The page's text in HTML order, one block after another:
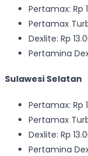
Pertamax: Rp
Pertamax
Dexlite: Rp
Pertamina
Sulawesi Selatan
Pertamax: Rp
Pertamax
Dexlite: Rp
Pertamina